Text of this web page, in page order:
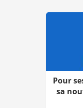
Pour
sa